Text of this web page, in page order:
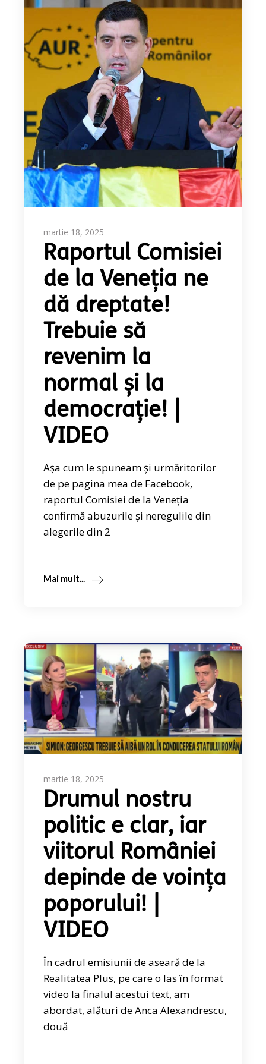
martie 18, 2025
Raportul Comisiei
de la Veneția ne
dă dreptate!
Trebuie să
revenim la
normal și la
democrație! |
VIDEO
Așa cum le spuneam și urmăritorilor
de pe pagina mea de Facebook,
raportul Comisiei de la Veneția
confirmă abuzurile și neregulile din
alegerile din 2
Mai mult...
martie 18, 2025
Drumul nostru
politic e clar, iar
viitorul României
depinde de voința
poporului! |
VIDEO
În cadrul emisiunii de aseară de la
Realitatea Plus, pe care o las în format
video la finalul acestui text, am
abordat, alături de Anca Alexandrescu,
două